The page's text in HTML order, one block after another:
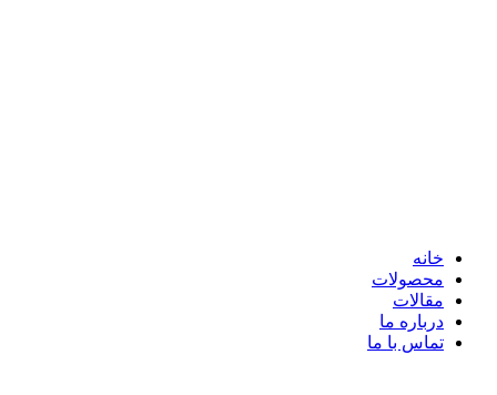
خانه
محصولات
مقالات
درباره ما
تماس با ما